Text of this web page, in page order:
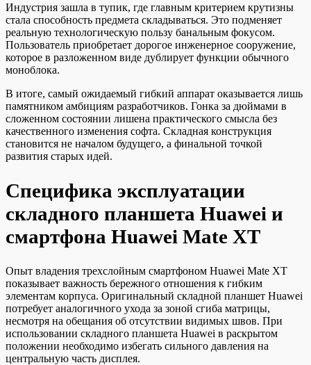
Индустрия зашла в тупик, где главным критерием крутизны
стала способность предмета складываться. Это подменяет
реальную технологическую пользу банальным фокусом.
Пользователь приобретает дорогое инженерное сооружение,
которое в разложенном виде дублирует функции обычного
моноблока.
В итоге, самый ожидаемый гибкий аппарат оказывается лишь
памятником амбициям разработчиков. Гонка за дюймами в
сложенном состоянии лишена практического смысла без
качественного изменения софта. Складная конструкция
становится не началом будущего, а финальной точкой
развития старых идей.
Специфика эксплуатации
складного планшета Huawei и
смартфона Huawei Mate XT
Опыт владения трехслойным смартфоном Huawei Mate XT
показывает важность бережного отношения к гибким
элементам корпуса. Оригинальный складной планшет Huawei
потребует аналогичного ухода за зоной сгиба матрицы,
несмотря на обещания об отсутствии видимых швов. При
использовании складного планшета Huawei в раскрытом
положении необходимо избегать сильного давления на
центральную часть дисплея.